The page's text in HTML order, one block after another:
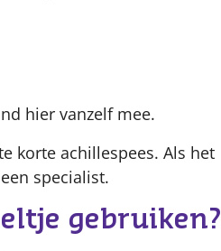
hier vanzelf mee.
korte achillespees. Als het
specialist.
gebruiken?